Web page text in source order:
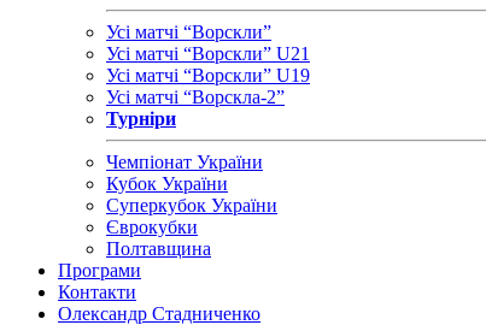
Усі матчі “Ворскли”
Усі матчі “Ворскли” U21
Усі матчі “Ворскли” U19
Усі матчі “Ворскла-2”
Турніри
Чемпіонат України
Кубок України
Суперкубок України
Єврокубки
Полтавщина
Програми
Контакти
Олександр Стадниченко